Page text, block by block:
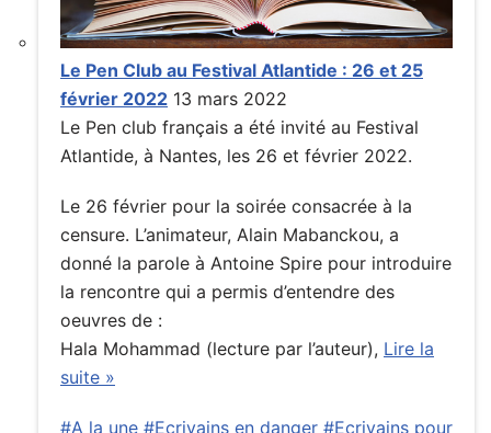
Le Pen Club au Festival Atlantide : 26 et 25
février 2022 13 mars 2022
Le Pen club français a été invité au Festival
Atlantide, à Nantes, les 26 et février 2022.
Le 26 février pour la soirée consacrée à la
censure. L’animateur, Alain Mabanckou, a
donné la parole à Antoine Spire pour introduire
la rencontre qui a permis d’entendre des
oeuvres de :
Hala Mohammad (lecture par l’auteur), Lire la
suite »
#A la une #Ecrivains en danger #Ecrivains pour